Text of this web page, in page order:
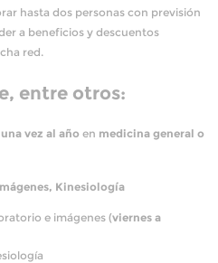
hasta dos personas con previsión
a beneficios y descuentos
red.
entre otros:
vez al año en medicina general o
Kinesiología
e imágenes (viernes a